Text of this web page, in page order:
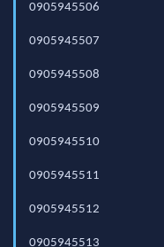
0905945506
0905945507
0905945508
0905945509
0905945510
0905945511
0905945512
0905945513